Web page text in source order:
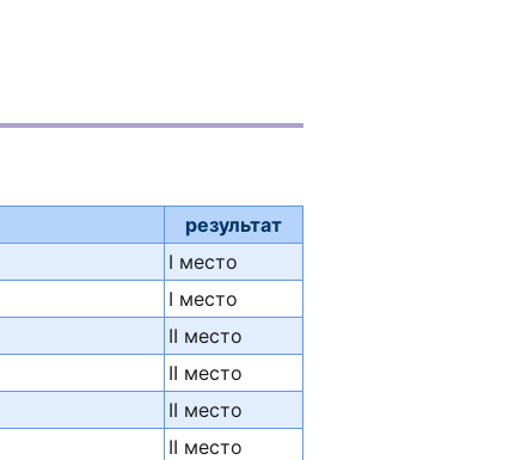
результат
I место
I место
II место
II место
II место
II место